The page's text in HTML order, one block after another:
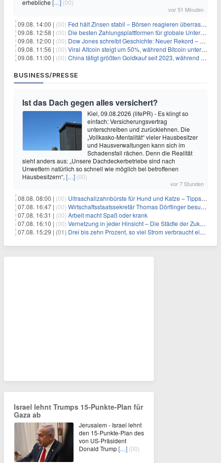
erhebliche […] (00)
vor 51 Minuten
09.08. 14:00 | (00) Fed hält Zinsen stabil – Börsen reagieren überraschend volatil
09.08. 12:58 | (00) Die besten Zahlungsplattformen für globale Unternehmen im Jahr 2026
09.08. 12:00 | (00) Dow Jones schreibt Geschichte: Neuer Rekord – und Amazon knackt die nächste Billionen-Marke
09.08. 11:56 | (00) Viral Altcoin steigt um 50%, während Bitcoin unter $65.000 fällt
09.08. 11:00 | (00) China tätigt größten Goldkauf seit 2023, während Goldpreis um 8% steigt
BUSINESS/PRESSE
Ist das Dach gegen alles versichert?
Kiel, 09.08.2026 (lifePR) - Es klingt so
einfach: Versicherungsvertrag
unterschreiben und zurücklehnen. Die
„Vollkasko-Mentalität“ vieler Hausbesitzer
und Hausverwaltungen kann sich im
Schadensfall rächen. Denn die Realität
sieht anders aus: „Unsere Dachdeckerbetriebe sind nach
Unwettern natürlich so schnell wie möglich bei betroffenen
Hausbesitzern“, […] (00)
vor 7 Stunden
08.08. 08:00 | (00) Ultraschallzahnbürste für Hund und Katze – Tipps zur erfolgreichen Eingewöhnung
07.08. 16:47 | (00) Wirtschaftsstaatssekretär Thomas Dörflinger besucht Handwerksbetrieb im Kammerbezirk Freiburg
07.08. 16:31 | (00) Arbeit macht Spaß oder krank
07.08. 16:10 | (00) Vernetzung in jeder Hinsicht – Die Städte der Zukunft sind grün-blau
07.08. 15:29 | (01) Drei bis zehn Prozent, so viel Strom verbraucht ein Aufzug im Gebäude
Israel lehnt Trumps 15-Punkte-Plan für
Gaza ab
Jerusalem - Israel lehnt
den 15-Punkte-Plan des
von US-Präsident
Donald Trump[…] (00)